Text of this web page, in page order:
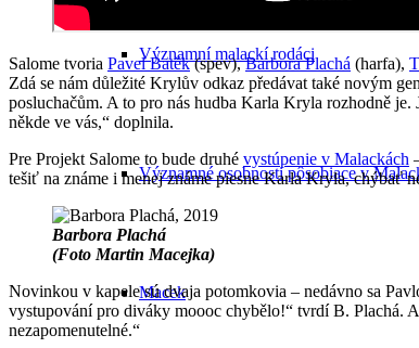
Významní malackí rodáci
Významné osobnosti pôsobiace v
Macek
Salome tvoria Pavel Batěk(spev),Barbora Plachá (harfa),
Zdá se nám důležité Krylův odkaz předávat také novým
posluchačům. A to pro nás hudba Karla Kryla rozhodně
někde ve vás,“ doplnila.
Pre Projekt Salome to bude druhé vystúpenie v Malackách
tešiť na známe i menej známe piesne Karla Kryla, chýbať
Barbora Plachá
(Foto Martin Macejka)
Novinkou v kapele sú dvaja potomkovia – nedávno sa
vystupování pro diváky moooc chybělo!“ tvrdí B. Plachá.
nezapomenutelné.“